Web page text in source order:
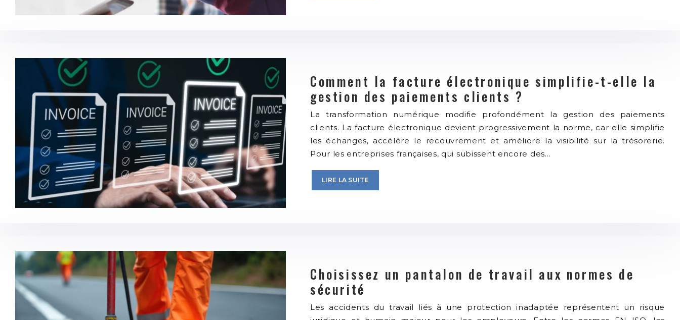
Comment la facture électronique simplifie-t-elle la
gestion des paiements clients ?
La transformation numérique modifie profondément la gestion des paiements
clients. La facture électronique devient progressivement la norme, car elle simplifie
les échanges, accélère le recouvrement et améliore la visibilité sur la trésorerie.
Pour les entreprises françaises, qui subissent encore des…
LIRE LA SUITE
Choisissez un pantalon de travail aux normes de
sécurité
Les accidents du travail liés à une protection inadaptée représentent un risque